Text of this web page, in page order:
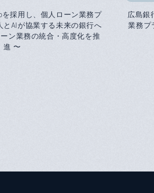
を採用し、個人ローン業務プ
とAIが協業する未来の銀行へ
ン業務の統合・高度化を推
進 〜
広島銀
業務プ